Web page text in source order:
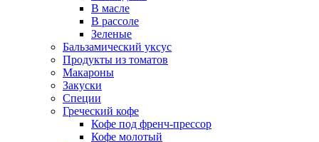
В масле
В рассоле
Зеленые
Бальзамический уксус
Продукты из томатов
Макароны
Закуски
Специи
Греческий кофе
Кофе под френч-прессор
Кофе молотый